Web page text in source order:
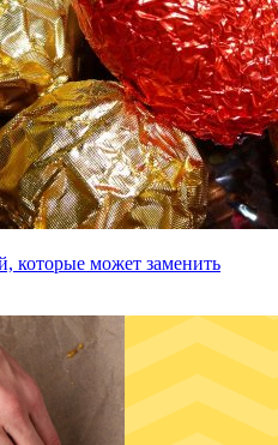
которые может заменить